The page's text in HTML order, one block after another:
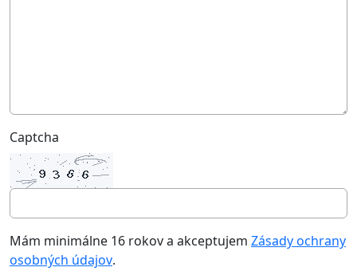
Captcha
Mám minimálne 16 rokov a akceptujem Zásady ochrany
osobných údajov.